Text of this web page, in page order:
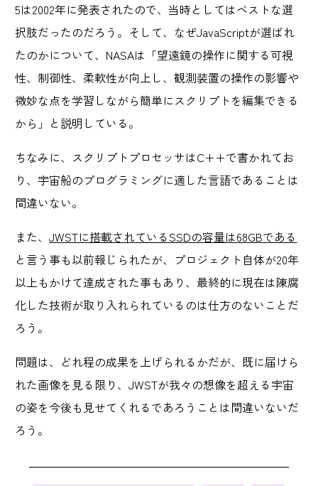
5は2002年に発表されたので、当時としてはベストな選
択肢だったのだろう。そして、なぜJavaScriptが選ばれ
たのかについて、NASAは「望遠鏡の操作に関する可視
性、制御性、柔軟性が向上し、観測装置の操作の影響や
微妙な点を学習しながら簡単にスクリプトを編集できる
から」と説明している。
ちなみに、スクリプトプロセッサはC++で書かれてお
り、宇宙船のプログラミングに適した言語であることは
間違いない。
また、JWSTに搭載されているSSDの容量は68GBである
と言う事も以前報じられたが、プロジェクト自体が20年
以上もかけて達成された事もあり、最終的に現在は陳腐
化した技術が取り入れられているのは仕方のないことだ
ろう。
問題は、どれ程の成果を上げられるかだが、既に届けら
れた画像を見る限り、JWSTが我々の想像を超える宇宙
の姿を今後も見せてくれるであろうことは間違いないだ
ろう。